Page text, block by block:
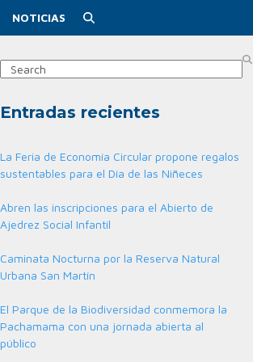
NOTICIAS
Search
Entradas recientes
La Feria de Economía Circular propone regalos
sustentables para el Día de las Niñeces
Abren las inscripciones para el Abierto de
Ajedrez Social Infantil
Caminata Nocturna por la Reserva Natural
Urbana San Martín
El Parque de la Biodiversidad conmemora la
Pachamama con una jornada abierta al
público